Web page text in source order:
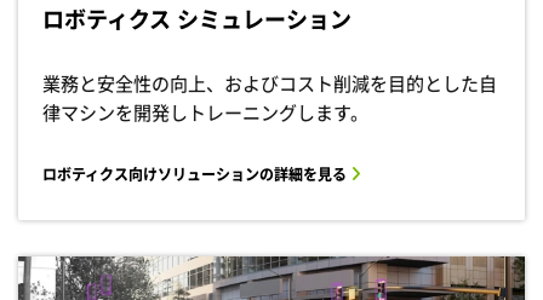
ロボティクス シミュレーション
業務と安全性の向上、およびコスト削減を目的とした自
律マシンを開発しトレーニングします。
ロボティクス向けソリューションの詳細を見る